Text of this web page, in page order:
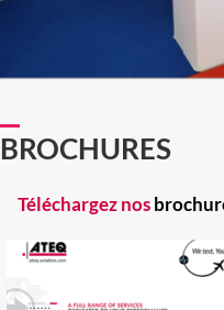
BROCHURES
Téléchargez nos